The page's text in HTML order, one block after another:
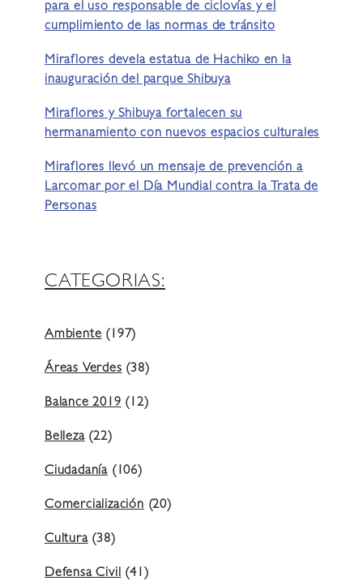
para el uso responsable de ciclovías y el
cumplimiento de las normas de tránsito
Miraflores devela estatua de Hachiko en la
inauguración del parque Shibuya
Miraflores y Shibuya fortalecen su
hermanamiento con nuevos espacios culturales
Miraflores llevó un mensaje de prevención a
Larcomar por el Día Mundial contra la Trata de
Personas
CATEGORIAS:
Ambiente(197)
Áreas Verdes(38)
Balance 2019(12)
Belleza(22)
Ciudadanía (106)
Comercialización(20)
Cultura(38)
Defensa Civil(41)